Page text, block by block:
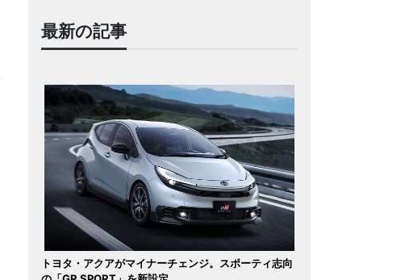
最新の記事
トヨタ・アクアがマイナーチェンジ。スポーティ志向